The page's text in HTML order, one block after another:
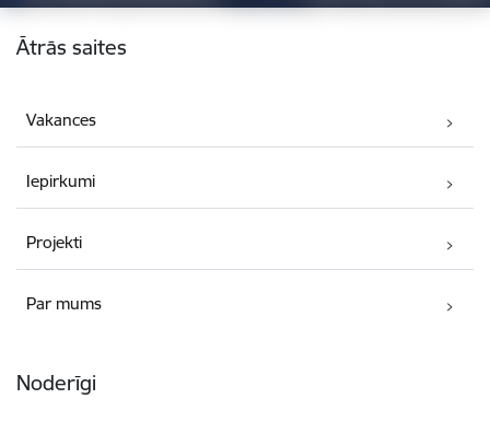
Kājene
Ātrās saites
Vakances
Iepirkumi
Projekti
Par mums
Noderīgi